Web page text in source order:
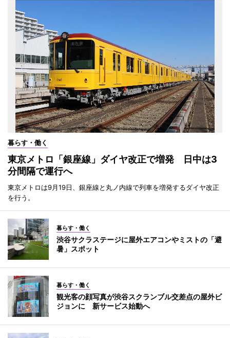
暮らす・働く
東京メトロ「銀座線」ダイヤ改正で増発 日中は3
分間隔で運行へ
東京メトロは9月19日、銀座線と丸ノ内線で列車を増発するダイヤ改正
を行う。
暮らす・働く
渋谷サクラステージに屋外エアコンやミストの「避
暑」スポット
暮らす・働く
観光客の顔写真が渋谷スクランブル交差点の屋外ビ
ジョンに 新サービス始動へ